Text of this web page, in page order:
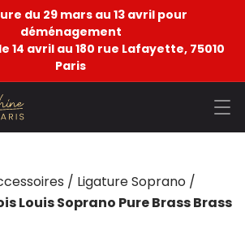
du 29 mars au 13 avril pour
déménagement
14 avril au 180 rue Lafayette, 75010
Paris
/ Ligature Soprano /
Louis Soprano Pure Brass Brass